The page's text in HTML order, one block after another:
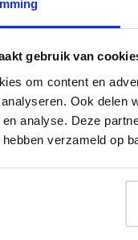
gebruik van
om content en
Ook delen
analyse. Deze
verzameld op
45 - 170 cm |
modellen van serie